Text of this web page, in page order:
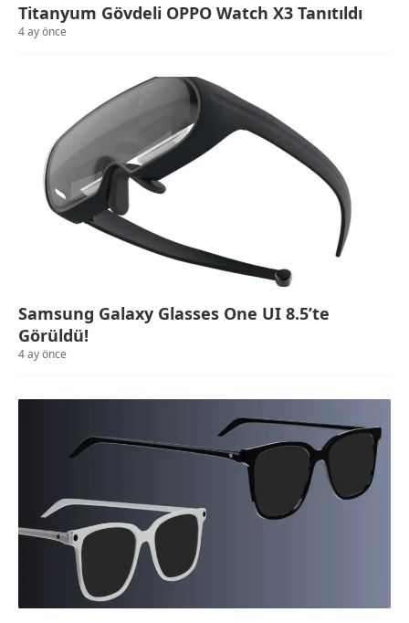
Titanyum Gövdeli OPPO Watch X3 Tanıtıldı
4 ay önce
Samsung Galaxy Glasses One UI 8.5’te
Görüldü!
4 ay önce